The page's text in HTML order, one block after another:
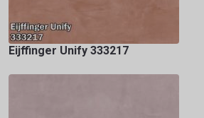
Eijffinger Unify 333217